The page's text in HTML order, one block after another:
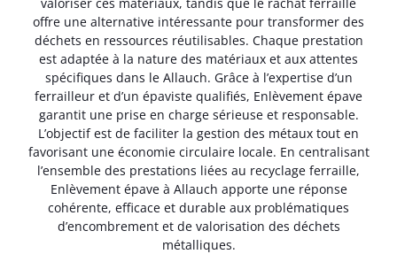
offre une alternative intéressante pour transformer des
déchets en ressources réutilisables. Chaque prestation
est adaptée à la nature des matériaux et aux attentes
spécifiques dans le Allauch. Grâce à l’expertise d’un
ferrailleur et d’un épaviste qualifiés, Enlèvement épave
garantit une prise en charge sérieuse et responsable.
L’objectif est de faciliter la gestion des métaux tout en
favorisant une économie circulaire locale. En centralisant
l’ensemble des prestations liées au recyclage ferraille,
Enlèvement épave à Allauch apporte une réponse
cohérente, efficace et durable aux problématiques
d’encombrement et de valorisation des déchets
métalliques.